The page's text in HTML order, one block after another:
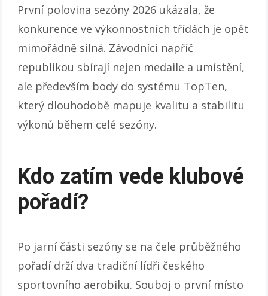
První polovina sezóny 2026 ukázala, že
konkurence ve výkonnostních třídách je opět
mimořádně silná. Závodníci napříč
republikou sbírají nejen medaile a umístění,
ale především body do systému TopTen,
který dlouhodobě mapuje kvalitu a stabilitu
výkonů během celé sezóny.
Kdo zatím vede klubové
pořadí?
Po jarní části sezóny se na čele průběžného
pořadí drží dva tradiční lídři českého
sportovního aerobiku. Souboj o první místo